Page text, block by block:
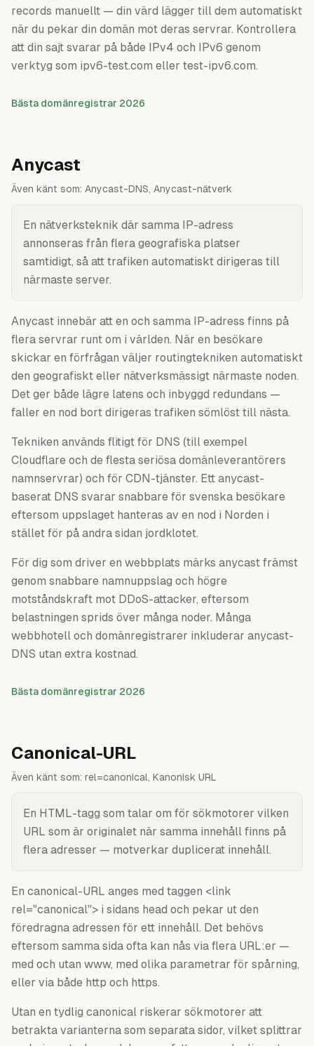
records manuellt — din värd lägger till dem automatiskt
när du pekar din domän mot deras servrar. Kontrollera
att din sajt svarar på både IPv4 och IPv6 genom
verktyg som ipv6-test.com eller test-ipv6.com.
Bästa domänregistrar 2026
Anycast
Även känt som: Anycast-DNS, Anycast-nätverk
En nätverksteknik där samma IP-adress
annonseras från flera geografiska platser
samtidigt, så att trafiken automatiskt dirigeras till
närmaste server.
Anycast innebär att en och samma IP-adress finns på
flera servrar runt om i världen. När en besökare
skickar en förfrågan väljer routingtekniken automatiskt
den geografiskt eller nätverksmässigt närmaste noden.
Det ger både lägre latens och inbyggd redundans —
faller en nod bort dirigeras trafiken sömlöst till nästa.
Tekniken används flitigt för DNS (till exempel
Cloudflare och de flesta seriösa domänleverantörers
namnservrar) och för CDN-tjänster. Ett anycast-
baserat DNS svarar snabbare för svenska besökare
eftersom uppslaget hanteras av en nod i Norden i
stället för på andra sidan jordklotet.
För dig som driver en webbplats märks anycast främst
genom snabbare namnuppslag och högre
motståndskraft mot DDoS-attacker, eftersom
belastningen sprids över många noder. Många
webbhotell och domänregistrarer inkluderar anycast-
DNS utan extra kostnad.
Bästa domänregistrar 2026
Canonical-URL
Även känt som: rel=canonical, Kanonisk URL
En HTML-tagg som talar om för sökmotorer vilken
URL som är originalet när samma innehåll finns på
flera adresser — motverkar duplicerat innehåll.
En canonical-URL anges med taggen <link
rel="canonical"> i sidans head och pekar ut den
föredragna adressen för ett innehåll. Det behövs
eftersom samma sida ofta kan nås via flera URL:er —
med och utan www, med olika parametrar för spårning,
eller via både http och https.
Utan en tydlig canonical riskerar sökmotorer att
betrakta varianterna som separata sidor, vilket splittrar